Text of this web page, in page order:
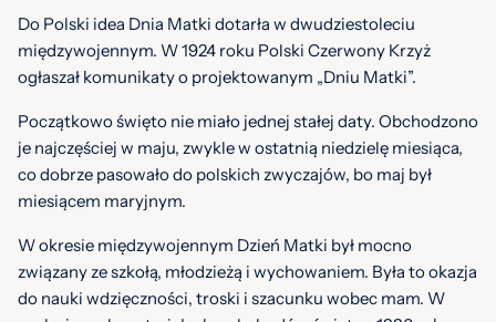
Do Polski idea Dnia Matki dotarła w dwudziestoleciu
międzywojennym. W 1924 roku Polski Czerwony Krzyż
ogłaszał komunikaty o projektowanym „Dniu Matki”.
Początkowo święto nie miało jednej stałej daty. Obchodzono
je najczęściej w maju, zwykle w ostatnią niedzielę miesiąca,
co dobrze pasowało do polskich zwyczajów, bo maj był
miesiącem maryjnym.
W okresie międzywojennym Dzień Matki był mocno
związany ze szkołą, młodzieżą i wychowaniem. Była to okazja
do nauki wdzięczności, troski i szacunku wobec mam. W